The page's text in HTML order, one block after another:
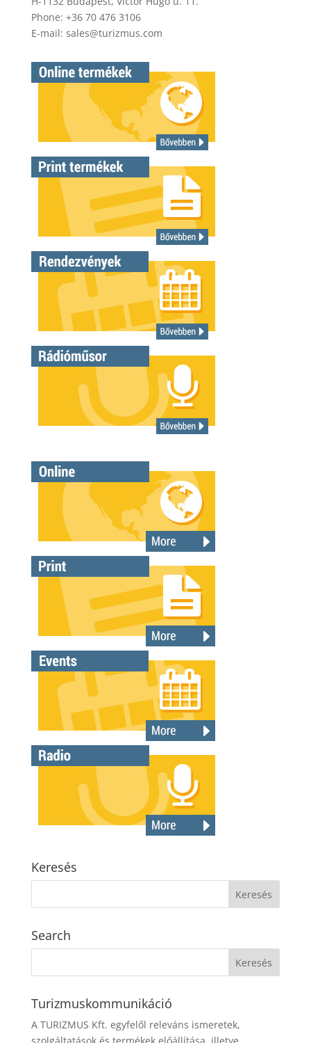
Phone: +36 70 476 3106
E-mail: sales@turizmus.com
Keresés
Search
Turizmuskommunikáció
A TURIZMUS Kft. egyfelől releváns ismeretek,